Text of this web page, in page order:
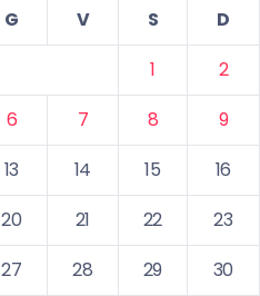
G V S
D
1
2
6 7 8
9
13 14 15
16
20 21 22
23
27 28 29
30